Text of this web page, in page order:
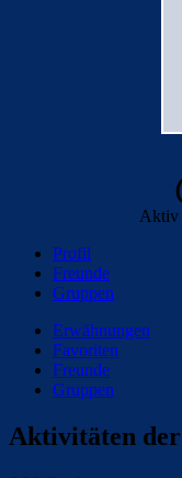
Aktiv
Profil
Freunde
Gruppen
Erwähnungen
Favoriten
Freunde
Gruppen
Aktivitäten